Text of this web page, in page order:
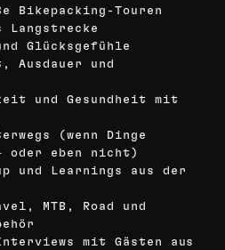
Bikepacking-Touren
Langstrecke
Glücksgefühle
und
und Gesundheit mit
(wenn Dinge
oder eben nicht)
und Learnings aus der
MTB, Road und
mit Gästen aus